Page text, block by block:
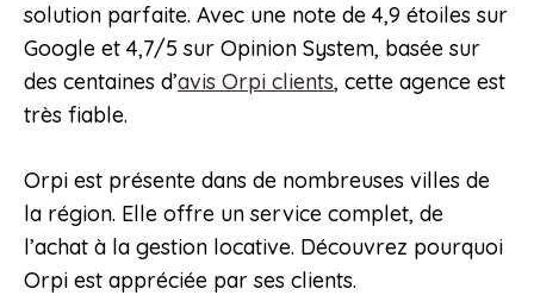
solution parfaite. Avec une note de 4,9 étoiles sur
Google et 4,7/5 sur Opinion System, basée sur
des centaines d’avis Orpi clients, cette agence est
très fiable.
Orpi est présente dans de nombreuses villes de
la région. Elle offre un service complet, de
l’achat à la gestion locative. Découvrez pourquoi
Orpi est appréciée par ses clients.